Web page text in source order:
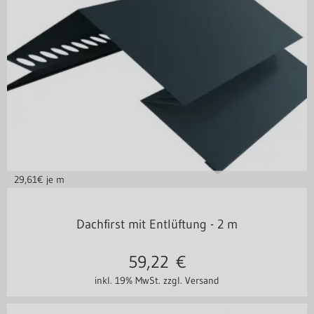
29,61€ je m
Dachfirst mit Entlüftung - 2 m
inkl. 19% MwSt. zzgl. Versand
59,22 €